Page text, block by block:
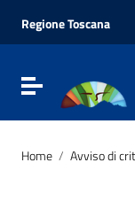
Vai al menu di
Vai al footer
Regione Toscana
Attiva / disattiva
Home / Avviso di